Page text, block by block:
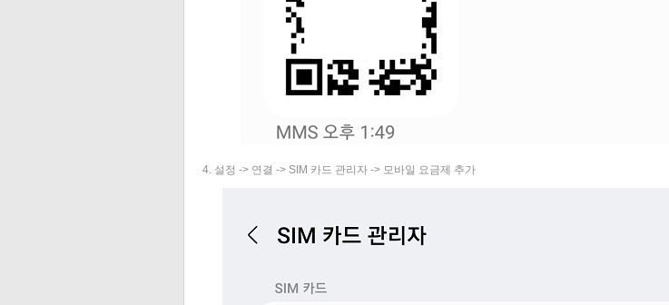
4. 설정 -> 연결 -> SIM 카드 관리자 -> 모바일 요금제 추가